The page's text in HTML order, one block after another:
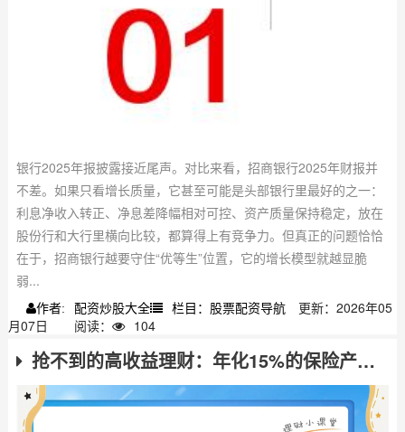
银行2025年报披露接近尾声。对比来看，招商银行2025年财报并
不差。如果只看增长质量，它甚至可能是头部银行里最好的之一：
利息净收入转正、净息差降幅相对可控、资产质量保持稳定，放在
股份行和大行里横向比较，都算得上有竞争力。但真正的问题恰恰
在于，招商银行越要守住“优等生”位置，它的增长模型就越显脆
弱...
作者: 配资炒股大全 栏目：股票配资导航
更新：2026年05
月07日
阅读： 104
抢不到的高收益理财：年化15%的保险产品怎么买？